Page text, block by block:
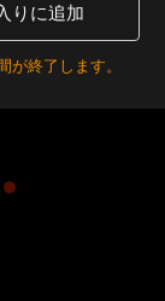
りに追加
終了します。